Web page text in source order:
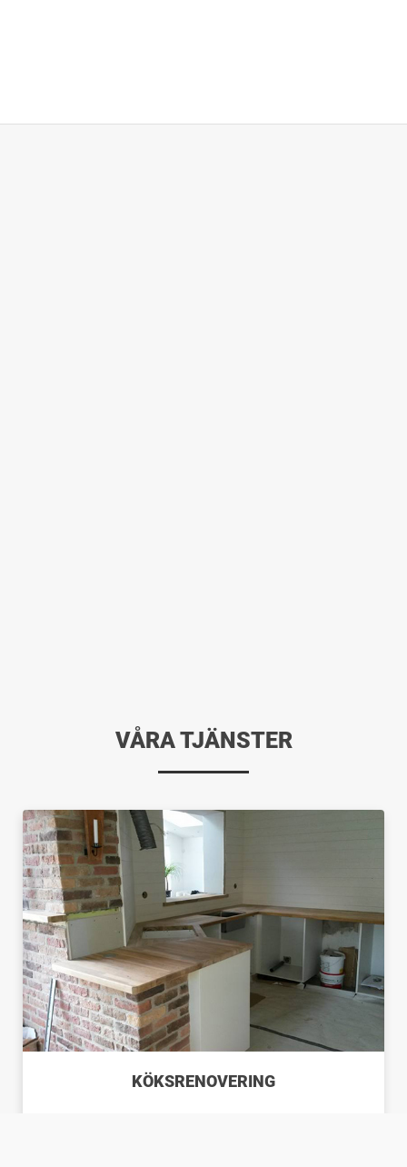
VÅRA TJÄNSTER
KÖKSRENOVERING